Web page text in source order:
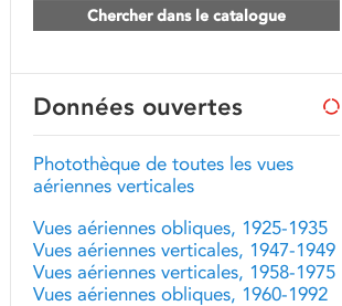
Chercher dans le catalogue
Données ouvertes
Photothèque de toutes les vues
aériennes verticales
Vues aériennes obliques, 1925-1935
Vues aériennes verticales, 1947-1949
Vues aériennes verticales, 1958-1975
Vues aériennes obliques, 1960-1992